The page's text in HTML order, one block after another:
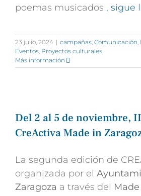
poemas musicados , sigue
23 julio, 2024 | campañas, Comunicación,
Eventos, Proyectos culturales
Más información
Del 2 al 5 de noviembre,
CreActiva Made in
La segunda edición de
organizada por el
Zaragoza a través del